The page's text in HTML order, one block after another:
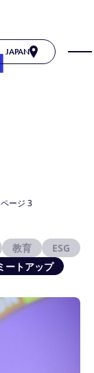
JAPAN
ページ 3
教育
ESG
ートアップ